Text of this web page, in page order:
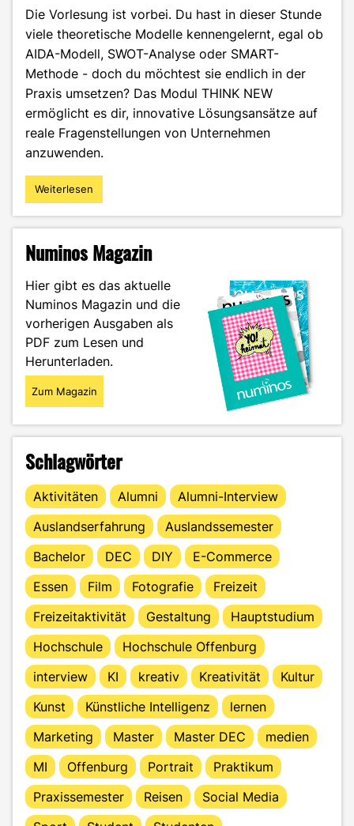
Die Vorlesung ist vorbei. Du hast in dieser Stunde
viele theoretische Modelle kennengelernt, egal ob
AIDA-Modell, SWOT-Analyse oder SMART-
Methode - doch du möchtest sie endlich in der
Praxis umsetzen? Das Modul THINK NEW
ermöglicht es dir, innovative Lösungsansätze auf
reale Fragenstellungen von Unternehmen
anzuwenden.
"THINK
NEW
innovativ
du?"
Weiterlesen
Numinos Magazin
Hier gibt es das aktuelle
Numinos Magazin und die
vorherigen Ausgaben als
PDF zum Lesen und
Herunterladen.
Zum Magazin
Schlagwörter
Aktivitäten Alumni
Alumni-Interview
Auslandserfahrung
Auslandssemester
Bachelor
DEC DIY
E-Commerce
Essen
Film Fotografie
Freizeit
Freizeitaktivität
Gestaltung
Hauptstudium
Hochschule
Hochschule Offenburg
interview
KI kreativ Kreativität
Kultur
Kunst
Künstliche Intelligenz
lernen
Marketing
Master Master DEC
medien
MI
Offenburg Portrait
Praktikum
Praxissemester
Reisen
Social Media